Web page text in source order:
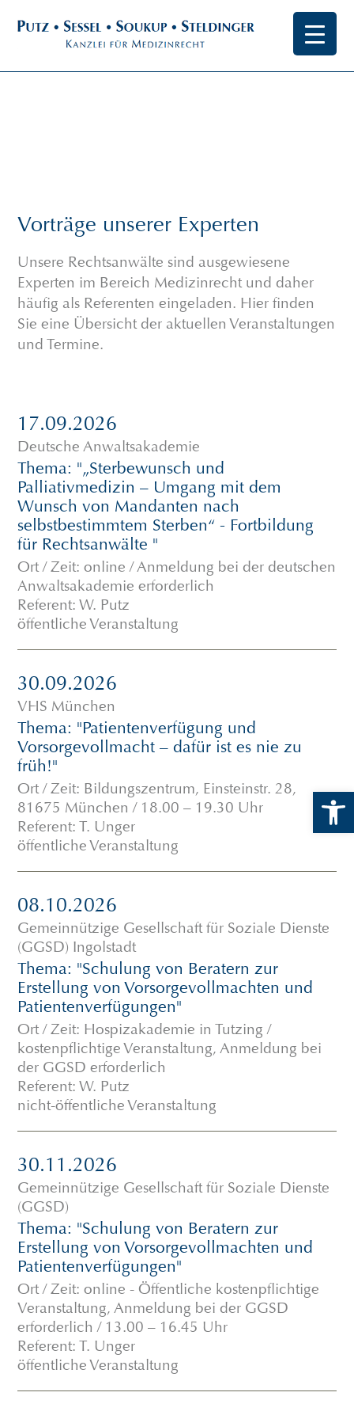
Vorträge unserer Experten
Unsere Rechtsanwälte sind ausgewiesene
Experten im Bereich Medizinrecht und daher
häufig als Referenten eingeladen. Hier finden
Sie eine Übersicht der aktuellen Veranstaltungen
und Termine.
17.09.2026
Deutsche Anwaltsakademie
Thema: "„Sterbewunsch und
Palliativmedizin – Umgang mit dem
Wunsch von Mandanten nach
selbstbestimmtem Sterben“ - Fortbildung
für Rechtsanwälte "
Ort / Zeit: online / Anmeldung bei der deutschen
Anwaltsakademie erforderlich
Referent: W. Putz
öffentliche Veranstaltung
30.09.2026
VHS München
Thema: "Patientenverfügung und
Vorsorgevollmacht – dafür ist es nie zu
früh!"
Ort / Zeit: Bildungszentrum, Einsteinstr. 28,
81675 München / 18.00 – 19.30 Uhr
Referent: T. Unger
öffentliche Veranstaltung
08.10.2026
Gemeinnützige Gesellschaft für Soziale Dienste
(GGSD) Ingolstadt
Thema: "Schulung von Beratern zur
Erstellung von Vorsorgevollmachten und
Patientenverfügungen"
Ort / Zeit: Hospizakademie in Tutzing /
kostenpflichtige Veranstaltung, Anmeldung bei
der GGSD erforderlich
Referent: W. Putz
nicht-öffentliche Veranstaltung
30.11.2026
Gemeinnützige Gesellschaft für Soziale Dienste
(GGSD)
Thema: "Schulung von Beratern zur
Erstellung von Vorsorgevollmachten und
Patientenverfügungen"
Ort / Zeit: online - Öffentliche kostenpflichtige
Veranstaltung, Anmeldung bei der GGSD
erforderlich / 13.00 – 16.45 Uhr
Referent: T. Unger
öffentliche Veranstaltung